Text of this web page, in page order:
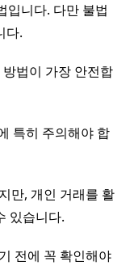
입니다. 다만 불법
다.
법이 가장 안전합
특히 주의해야 합
만, 개인 거래를 활
있습니다.
전에 꼭 확인해야